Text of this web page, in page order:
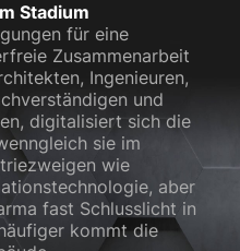
Stadium
für eine
Zusammenarbeit
Ingenieuren,
und
digitalisiert sich die
sie im
wie
aber
fast Schlusslicht in
kommt die